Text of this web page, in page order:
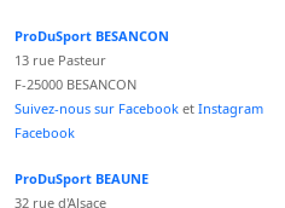
ProDuSport BESANCON
13 rue Pasteur
F-25000 BESANCON
Suivez-nous sur Facebook et Instagram
Facebook
ProDuSport BEAUNE
32 rue d'Alsace